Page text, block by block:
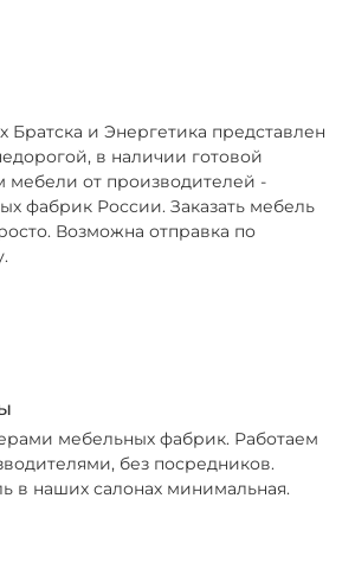
Братска и Энергетика представлен
в наличии готовой
мебели от производителей -
фабрик России. Заказать мебель
Возможна отправка по
мебельных фабрик. Работаем
без посредников.
в наших салонах минимальная.